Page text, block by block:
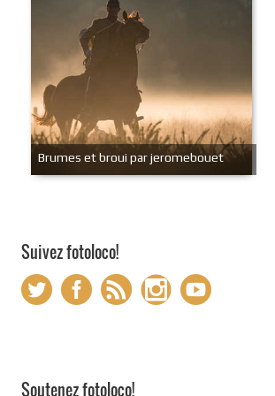
Brumes et broui par jeromebouet
Suivez fotoloco!
Soutenez fotoloco!